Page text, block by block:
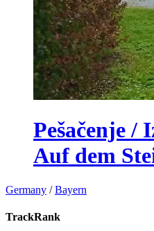
Pešačenje /
Auf dem
Germany /Bayern
TrackRank